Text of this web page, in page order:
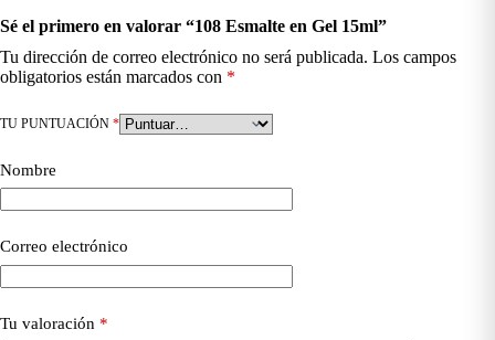
Sé el primero en valorar “108 Esmalte en Gel 15ml”
Tu dirección de correo electrónico no será publicada. Los campos
obligatorios están marcados con *
TU PUNTUACIÓN *
Nombre
Correo electrónico
Tu valoración *